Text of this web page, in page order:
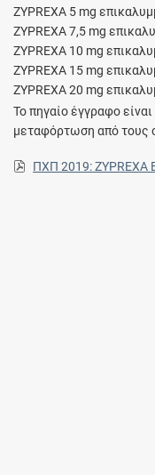
ZYPREXA 5 mg
ZYPREXA 7,5 mg
ZYPREXA 10 mg
ZYPREXA 15 mg
ZYPREXA 20 mg
Το πηγαίο έγγραφο
μεταφόρτωση από τους
ΠΧΠ 2019: ZYPREXA